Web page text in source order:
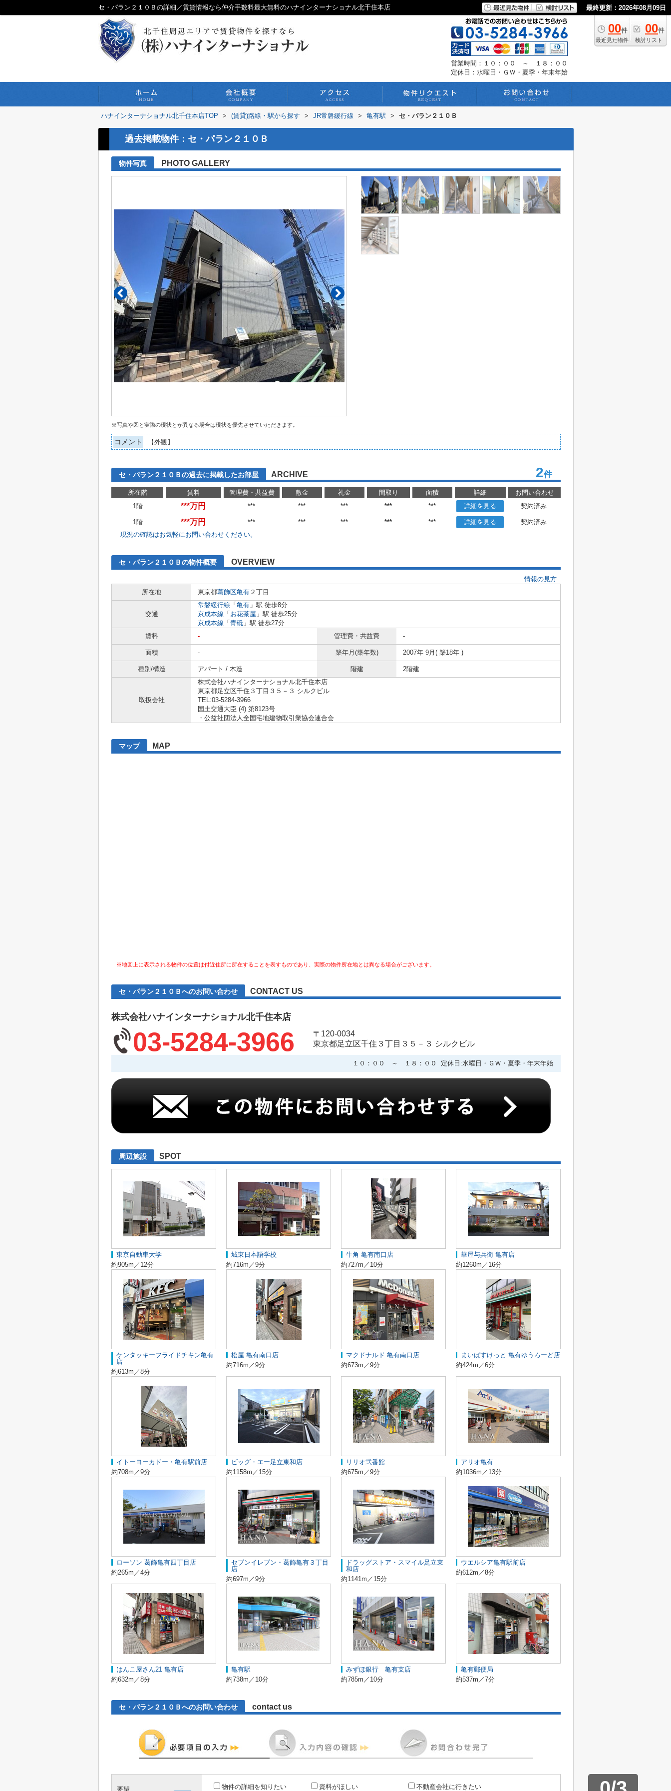
セ・パラン２１０Ｂの詳細／賃貸情報なら仲介手数料最大無料のハナインターナショナル北千住本店 最終更新：2026年08月09日
00件
最近見た物件
00件
検討リスト
営業時間：１０：００ ～ １８：００
定休日：水曜日・ＧＷ・夏季・年末年始
ハナインターナショナル北千住本店TOP > (賃貸)路線・駅から探す > JR常磐緩行線 > 亀有駅 > セ・パラン２１０Ｂ
過去掲載物件：セ・パラン２１０Ｂ
物件写真 PHOTO GALLERY
※写真や図と実際の現状とが異なる場合は現状を優先させていただきます。
コメント 【外観】
セ・パラン２１０Ｂの過去に掲載したお部屋 ARCHIVE 2件
所在階 賃料 管理費・共益費 敷金 礼金 間取り 面積 詳細
お問い合わせ
1階
***万円 *** *** *** *** *** 詳細を見る 契約済み
1階 ***万円 *** *** *** *** *** 詳細を見る
契約済み
現況の確認はお気軽にお問い合わせください。
セ・パラン２１０Ｂの物件概要 OVERVIEW
情報の見方
所在地
東京都葛飾区亀有 ２丁目
交通
常磐緩行線 「 亀有 」駅 徒歩8分
京成本線 「 お花茶屋 」駅 徒歩25分
京成本線 「 青砥 」駅 徒歩27分
賃料
- 管理費・共益費 -
面積 - 築年月(築年数) 2007年 9月( 築18年 )
種別/構造 アパート / 木造 階建 2階建
取扱会社
株式会社ハナインターナショナル北千住本店
東京都足立区千住３丁目３５－３ シルクビル
TEL:03-5284-3966
国土交通大臣 (4) 第8123号
・公益社団法人全国宅地建物取引業協会連合会
マップ MAP
※地図上に表示される物件の位置は付近住所に所在することを表すものであり、実際の物件所在地とは異なる場合がございます。
セ・パラン２１０Ｂへのお問い合わせ CONTACT US
株式会社ハナインターナショナル北千住本店
03-5284-3966
〒120-0034
東京都足立区千住３丁目３５－３ シルクビル
１０：００ ～ １８：００ 定休日:水曜日・ＧＷ・夏季・年末年始
周辺施設 SPOT
東京自動車大学
約905m／12分
城東日本語学校
約716m／9分
牛角 亀有南口店
約727m／10分
華屋与兵衛 亀有店
約1260m／16分
ケンタッキーフライドチキン亀有
店
約613m／8分
松屋 亀有南口店
約716m／9分
マクドナルド 亀有南口店
約673m／9分
まいばすけっと 亀有ゆうろーど店
約424m／6分
イトーヨーカドー・亀有駅前店
約708m／9分
ビッグ・エー足立東和店
約1158m／15分
リリオ弐番館
約675m／9分
アリオ亀有
約1036m／13分
ローソン 葛飾亀有四丁目店
約265m／4分
セブンイレブン・葛飾亀有３丁目
店
約697m／9分
ドラッグストア・スマイル足立東
和店
約1141m／15分
ウエルシア亀有駅前店
約612m／8分
はんこ屋さん21 亀有店
約632m／8分
亀有駅
約738m／10分
みずほ銀行 亀有支店
約785m／10分
亀有郵便局
約537m／7分
セ・パラン２１０Ｂへのお問い合わせ contact us
要望 物件の詳細を知りたい 資料がほしい 不動産会社に行きたい